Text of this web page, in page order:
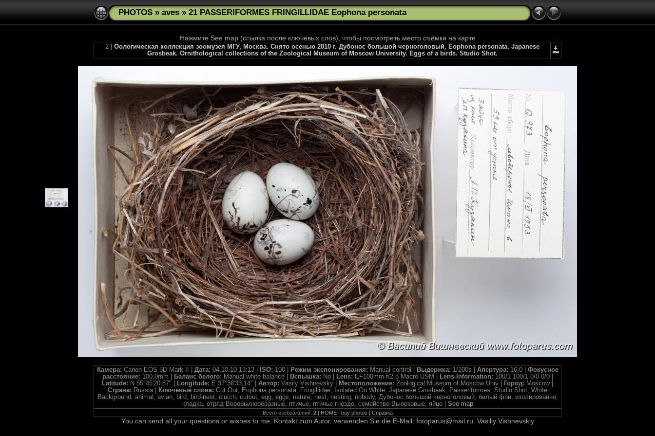
PHOTOS » aves » 21 PASSERIFORMES FRINGILLIDAE Eophona personata
Нажмите See map (ссылка после ключевых слов), чтобы посмотреть место съёмки на карте
2 | Оологическая коллекция зоомузея МГУ, Москва. Снято осенью 2010 г. Дубонос большой черноголовый, Eophona personata, Japanese
Grosbeak. Ornithological collections of the Zoological Museum of Moscow University. Eggs of a birds. Studio Shot.
Камера: Canon EOS 5D Mark II | Дата: 04.10.10 13:13 | ISO: 100 | Режим экспонирования: Manual control | Выдержка: 1/200s | Апертура: 16.0 | Фокусное
расстояние: 100,0mm | Баланс белого: Manual white balance | Вспышка: No | Lens: EF100mm f/2.8 Macro USM | Lens-Information: 100/1 100/1 0/0 0/0 |
Latitude: N 55°45'20,87" | Longitude: E 37°36'33,14" | Автор: Vasily Vishnevsky | Местоположение: Zoological Museum of Moscow Univ | Город: Moscow |
Страна: Russia | Ключевые слова: Cut Out, Eophona personata, Fringillidae, Isolated On White, Japanese Grosbeak, Passeriformes, Studio Shot, White
Background, animal, avian, bird, bird-nest, clutch, cutout, egg, eggs, nature, nest, nesting, nobody, Дубонос большой черноголовый, белый фон, изолированно,
кладка, отряд Воробьинообразные, птичье, птичье гнездо, семейство Вьюрковые, яйцо | See map
Всего изображений: 2| HOME| buy photos | Справка
You can send all your questions or wishes to me. Kontakt zum Autor, verwenden Sie die E-Mail: fotoparus@mail.ru. Vasiliy Vishnevskiy